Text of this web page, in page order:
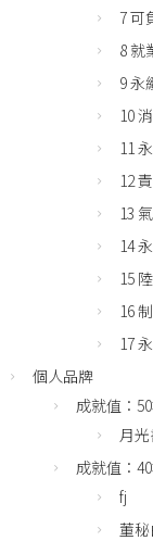
7 可
8 就
9 永
10
11
12
13
14
15
16
17
個人品牌
成就值：
月
成就值：
fj
董秘